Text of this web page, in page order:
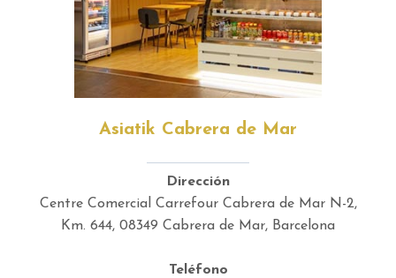
Asiatik Cabrera de Mar
Dirección
Centre Comercial Carrefour Cabrera de Mar N-2,
Km. 644, 08349 Cabrera de Mar, Barcelona
Teléfono